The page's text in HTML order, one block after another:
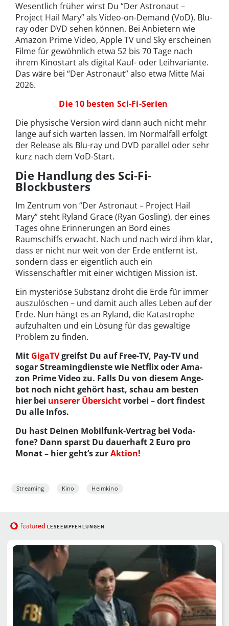
Wesentlich früher wirst Du “Der Astronaut –
Project Hail Mary” als Video-on-Demand (VoD), Blu-
ray oder DVD sehen können. Bei Anbietern wie
Amazon Prime Video, Apple TV und Sky erscheinen
Filme für gewöhnlich etwa 52 bis 70 Tage nach
ihrem Kinostart als digital Kauf- oder Leihvariante.
Das wäre bei “Der Astronaut” also etwa Mitte Mai
2026.
Die 10 besten Sci-Fi-Serien
Die physische Version wird dann auch nicht mehr
lange auf sich warten lassen. Im Normalfall erfolgt
der Release als Blu-ray und DVD parallel oder sehr
kurz nach dem VoD-Start.
Die Handlung des Sci-Fi-
Blockbusters
Im Zentrum von “Der Astronaut – Project Hail
Mary” steht Ryland Grace (Ryan Gosling), der eines
Tages ohne Erinnerungen an Bord eines
Raumschiffs erwacht. Nach und nach wird ihm klar,
dass er nicht nur weit von der Erde entfernt ist,
sondern dass er eigentlich auch ein
Wissenschaftler mit einer wichtigen Mission ist.
Ein mysteriöse Substanz droht die Erde für immer
auszulöschen – und damit auch alles Leben auf der
Erde. Nun hängt es an Ryland, die Katastrophe
aufzuhalten und ein Lösung für das gewaltige
Problem zu finden.
Mit GigaTVgreif­st Du auf Free-TV, Pay-TV und
sog­ar Stream­ing­di­en­ste wie Net­flix oder Ama­
zon Prime Video zu. Falls Du von diesem Ange­
bot noch nicht gehört hast, schau am besten
hier bei unser­er Über­sichtvor­bei – dort find­est
Du alle Infos.
Du hast Deinen Mobil­funk-Ver­trag bei Voda­
fone? Dann sparst Du dauer­haft 2 Euro pro
Monat – hier geht’s zurAktion!
Streaming Kino Heimkino
featured LESEEMPFEHLUNGEN